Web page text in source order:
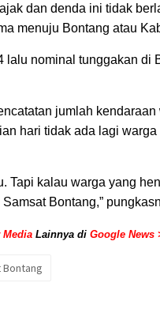
dan denda ini tidak
menuju Bontang atau
lalu nominal tunggakan di
jumlah
hari tidak ada lagi
Tapi kalau warga yang
Bontang,”
Media Lainnya di Google News
Bontang